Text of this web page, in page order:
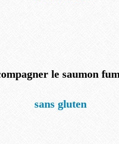
le saumon
sans gluten